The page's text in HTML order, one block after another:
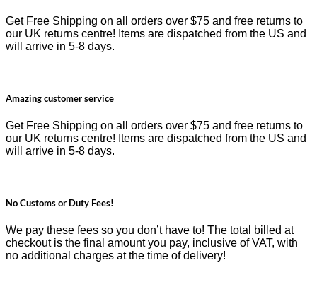
Get Free Shipping on all orders over $75 and free returns to
our UK returns centre! Items are dispatched from the US and
will arrive in 5-8 days.
Amazing customer service
Get Free Shipping on all orders over $75 and free returns to
our UK returns centre! Items are dispatched from the US and
will arrive in 5-8 days.
No Customs or Duty Fees!
We pay these fees so you don’t have to! The total billed at
checkout is the final amount you pay, inclusive of VAT, with
no additional charges at the time of delivery!